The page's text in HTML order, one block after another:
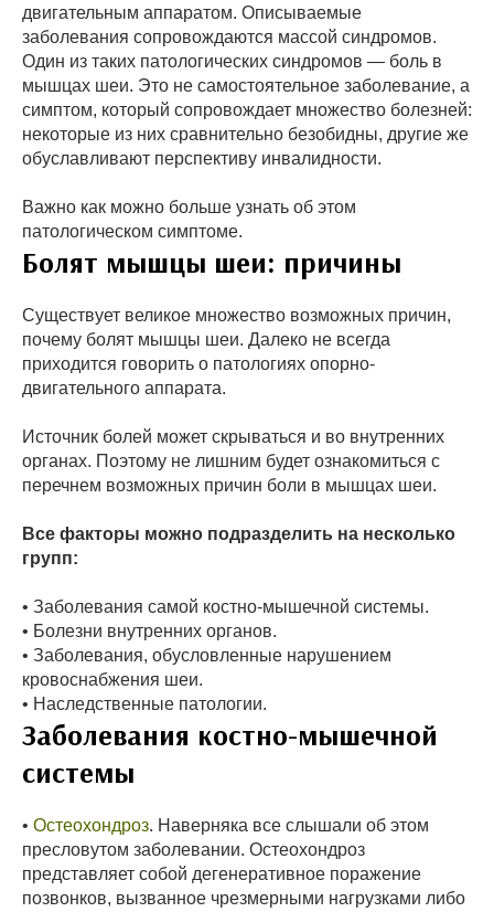
двигательным аппаратом. Описываемые
заболевания сопровождаются массой синдромов.
Один из таких патологических синдромов — боль в
мышцах шеи. Это не самостоятельное заболевание, а
симптом, который сопровождает множество болезней:
некоторые из них сравнительно безобидны, другие же
обуславливают перспективу инвалидности.
Важно как можно больше узнать об этом
патологическом симптоме.
Болят мышцы шеи: причины
Существует великое множество возможных причин,
почему болят мышцы шеи. Далеко не всегда
приходится говорить о патологиях опорно-
двигательного аппарата.
Источник болей может скрываться и во внутренних
органах. Поэтому не лишним будет ознакомиться с
перечнем возможных причин боли в мышцах шеи.
Все факторы можно подразделить на несколько
групп:
• Заболевания самой костно-мышечной системы.
• Болезни внутренних органов.
• Заболевания, обусловленные нарушением
кровоснабжения шеи.
• Наследственные патологии.
Заболевания костно-мышечной
системы
• Остеохондроз. Наверняка все слышали об этом
пресловутом заболевании. Остеохондроз
представляет собой дегенеративное поражение
позвонков, вызванное чрезмерными нагрузками либо